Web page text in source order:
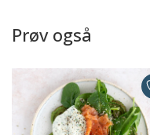
Prøv også